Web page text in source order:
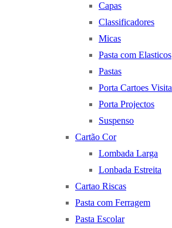
Capas
Classificadores
Micas
Pasta com Elasticos
Pastas
Porta Cartoes Visita
Porta Projectos
Suspenso
Cartão Cor
Lombada Larga
Lonbada Estreita
Cartao Riscas
Pasta com Ferragem
Pasta Escolar